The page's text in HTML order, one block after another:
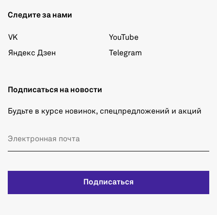
Следите за нами
VK
Яндекс Дзен
YouTube
Telegram
Подписаться на новости
Будьте в курсе новинок, спецпредложений и акций
Подписаться